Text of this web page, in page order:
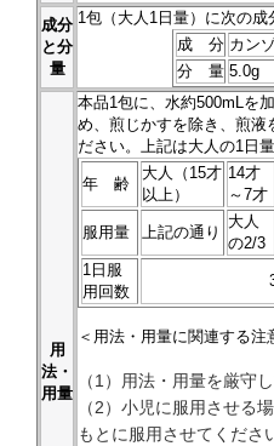
成分
と分
量
1包（大人1日量）に次の成
成 分 カン
分 量 5.0g
用
法・
用量
本品1包に、水約500mLを
め、煎じかすを除き、煎液
ださい。上記は大人の1日量
年 齢
大人（15才
以上）
14才
～7才
服用量 上記の通り
大人
の2/3
1日服
用回数
＜用法・用量に関連する注
（1）用法・用量を厳守
（2）小児に服用させる
もとに服用させてくださ